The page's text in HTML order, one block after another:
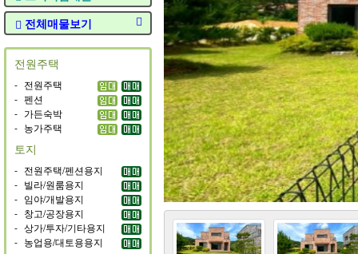
전체매물보기
전원주택
- 전원주택
- 펜션
- 가든숙박
- 농가주택
토지
- 전원주택/펜션용지
- 빌라/원룸용지
- 임야/개발용지
- 창고/공장용지
- 상가/투자/기타용지
- 농업용/대토용용지